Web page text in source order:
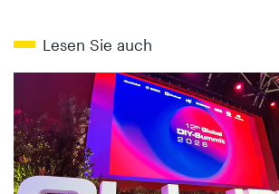
Lesen Sie auch